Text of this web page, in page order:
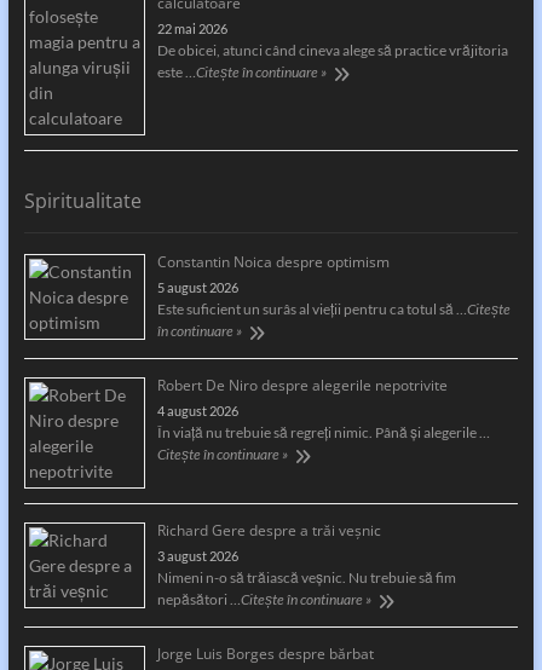
22 mai 2026
De obicei, atunci când cineva alege să practice vrăjitoria
este …Citește în continuare »
Spiritualitate
Constantin Noica despre optimism
5 august 2026
Este suficient un surâs al vieţii pentru ca totul să …Citește
în continuare »
Robert De Niro despre alegerile nepotrivite
4 august 2026
În viață nu trebuie să regreți nimic. Până și alegerile …
Citește în continuare »
Richard Gere despre a trăi veșnic
3 august 2026
Nimeni n-o să trăiască veșnic. Nu trebuie să fim
nepăsători …Citește în continuare »
Jorge Luis Borges despre bărbat